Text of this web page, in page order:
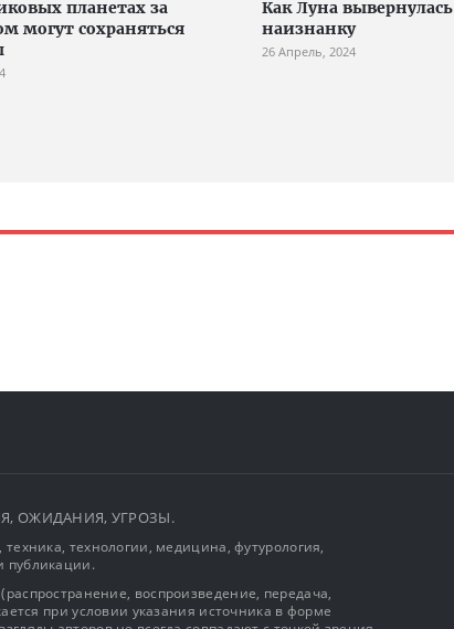
планетах за
могут сохраняться
Как Луна вывернулась
наизнанку
26 Апрель, 2024
ОЖИДАНИЯ, УГРОЗЫ.
технологии, медицина, футурология,
публикации.
воспроизведение, передача,
при условии указания источника в форме